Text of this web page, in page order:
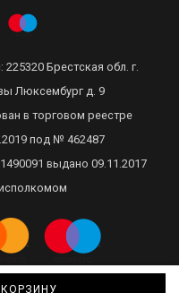
Брестская обл. г.
Люксембург д. 9
в торговом реестре
под № 462487
выдано 09.11.2017